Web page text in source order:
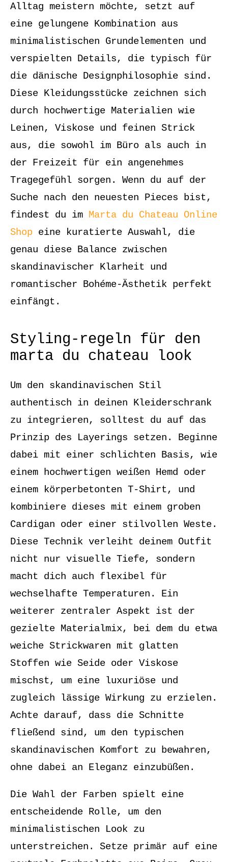
Alltag meistern möchte, setzt auf
eine gelungene Kombination aus
minimalistischen Grundelementen und
verspielten Details, die typisch für
die dänische Designphilosophie sind.
Diese Kleidungsstücke zeichnen sich
durch hochwertige Materialien wie
Leinen, Viskose und feinen Strick
aus, die sowohl im Büro als auch in
der Freizeit für ein angenehmes
Tragegefühl sorgen. Wenn du auf der
Suche nach den neuesten Pieces bist,
findest du im Marta du Chateau Online
Shop eine kuratierte Auswahl, die
genau diese Balance zwischen
skandinavischer Klarheit und
romantischer Bohéme-Ästhetik perfekt
einfängt.
Styling-regeln für den
marta du chateau look
Um den skandinavischen Stil
authentisch in deinen Kleiderschrank
zu integrieren, solltest du auf das
Prinzip des Layerings setzen. Beginne
dabei mit einer schlichten Basis, wie
einem hochwertigen weißen Hemd oder
einem körperbetonten T-Shirt, und
kombiniere dieses mit einem groben
Cardigan oder einer stilvollen Weste.
Diese Technik verleiht deinem Outfit
nicht nur visuelle Tiefe, sondern
macht dich auch flexibel für
wechselhafte Temperaturen. Ein
weiterer zentraler Aspekt ist der
gezielte Materialmix, bei dem du etwa
weiche Strickwaren mit glatten
Stoffen wie Seide oder Viskose
mischst, um eine luxuriöse und
zugleich lässige Wirkung zu erzielen.
Achte darauf, dass die Schnitte
fließend sind, um den typischen
skandinavischen Komfort zu bewahren,
ohne dabei an Eleganz einzubüßen.
Die Wahl der Farben spielt eine
entscheidende Rolle, um den
minimalistischen Look zu
unterstreichen. Setze primär auf eine